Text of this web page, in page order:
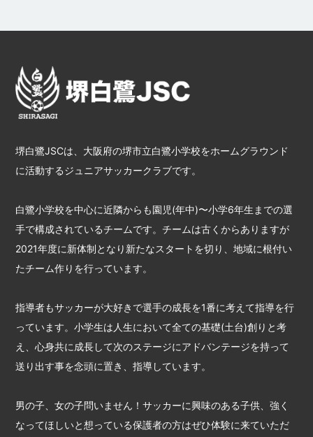
堺白鷺JSCは、大阪府の堺市立白鷺小学校をホームグラウンド
に活動するジュニアサッカークラブです。
白鷺小学校を中心に近隣からも園児(年中)〜小学6年生までの選
手で構成されているチームです。チームは古くからありますが
2021年度に新体制となり新たなスタートを切り、地域に根付い
たチーム作りを行っています。
指導者もサッカーが大好きで選手の成長を1番に考えて指導を行
っています。小学生は人生において全ての基礎(土台)創りと考
え、心身共に成長して次のステージにアドバンテージを持って
送り出す事を念頭に置き、指導しています。
男の子、女の子問いません！サッカーに興味のある子供、強く
なってほしいと想っている保護者の方はぜひ体験に来ていただ